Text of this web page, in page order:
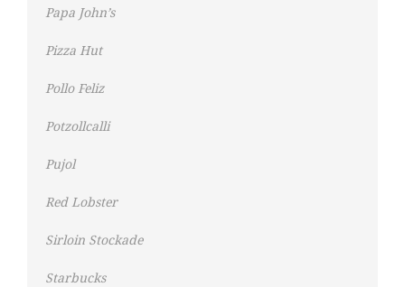
Papa John’s
Pizza Hut
Pollo Feliz
Potzollcalli
Pujol
Red Lobster
Sirloin Stockade
Starbucks